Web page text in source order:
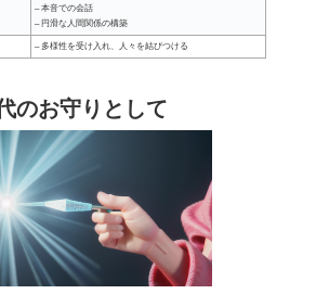
– 本音での会話
– 円滑な人間関係の構築
– 多様性を受け入れ、人々を結びつける
のお守りとして